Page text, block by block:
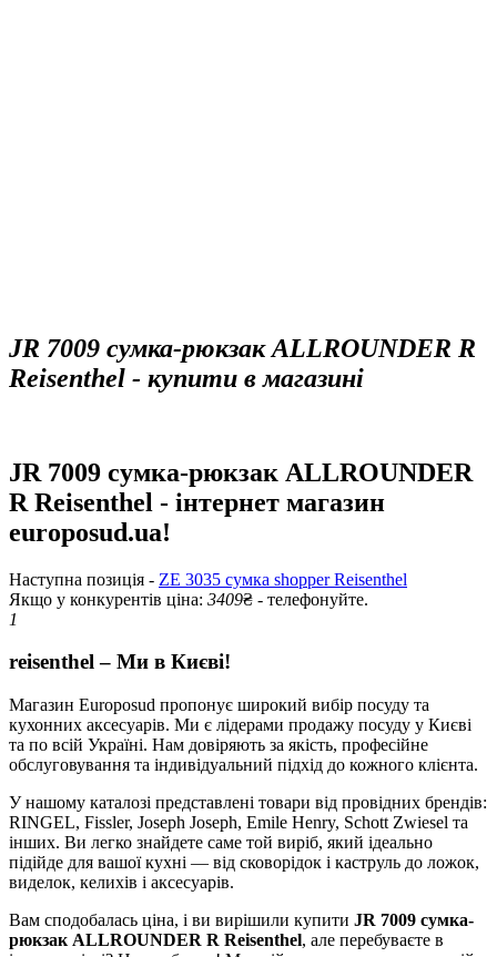
JR 7009 сумка-рюкзак ALLROUNDER R
Reisenthel - купити в магазині
JR 7009 сумка-рюкзак ALLROUNDER
R Reisenthel - інтернет магазин
europosud.ua!
Наступна позиція - ZE 3035 сумка shopper Reisenthel
Якщо у конкурентів ціна: 3409₴ - телефонуйте.
1
reisenthel – Ми в Києві!
Магазин Europosud пропонує широкий вибір посуду та
кухонних аксесуарів. Ми є лідерами продажу посуду у Києві
та по всій Україні. Нам довіряють за якість, професійне
обслуговування та індивідуальний підхід до кожного клієнта.
У нашому каталозі представлені товари від провідних брендів:
RINGEL, Fissler, Joseph Joseph, Emile Henry, Schott Zwiesel та
інших. Ви легко знайдете саме той виріб, який ідеально
підійде для вашої кухні — від сковорідок і каструль до ложок,
виделок, келихів і аксесуарів.
Вам сподобалась ціна, і ви вирішили купити JR 7009 сумка-
рюкзак ALLROUNDER R Reisenthel, але перебуваєте в